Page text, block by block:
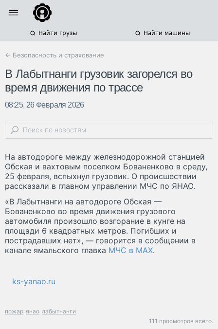
Найти грузы Найти машины
← Безопасность и страхование
В Лабытнанги грузовик загорелся во
время движения по трассе
08:25, 26 Февраля 2026
На автодороге между железнодорожной станцией
Обская и вахтовым поселком Бованенково в среду,
25 февраля, вспыхнул грузовик. О происшествии
рассказали в главном управлении МЧС по ЯНАО.
«В Лабытнанги на автодороге Обская —
Бованенково во время движения грузового
автомобиля произошло возгорание в кунге на
площади 6 квадратных метров. Погибших и
пострадавших нет», — говорится в сообщении в
канале ямальского главка МЧС в MAX.
ks-yanao.ru
пожар янао лабытнанги
111 просмотров всего.